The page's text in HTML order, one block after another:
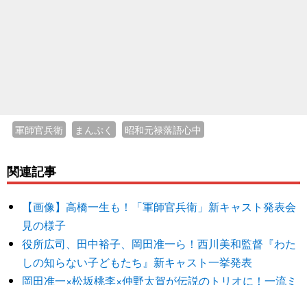
軍師官兵衛 まんぷく 昭和元禄落語心中
関連記事
【画像】高橋一生も！「軍師官兵衛」新キャスト発表会
見の様子
役所広司、田中裕子、岡田准一ら！西川美和監督『わた
しの知らない子どもたち』新キャスト一挙発表
岡田准一×松坂桃李×仲野太賀が伝説のトリオに！一流ミ